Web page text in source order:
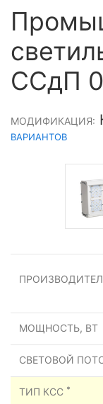
ССдП
МОДИФИКАЦИЯ:
ВАРИАНТОВ
МОЩНОСТЬ, ВТ
СВЕТОВОЙ
ТИП КСС *